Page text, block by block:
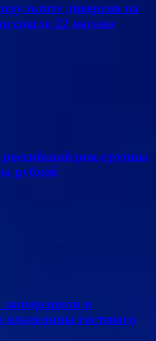
диверсии на
сошло 22 вагона
рок-группы
рублей
в
владелицы гостевого